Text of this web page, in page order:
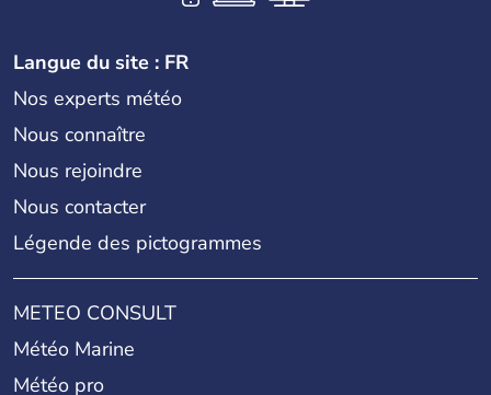
Langue du site : FR
Nos experts météo
Nous connaître
Nous rejoindre
Nous contacter
Légende des pictogrammes
METEO CONSULT
Météo Marine
Météo pro